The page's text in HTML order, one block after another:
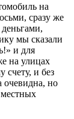
на
сразу же
мы сказали
и для
на улицах
счету, и без
очевидна, но